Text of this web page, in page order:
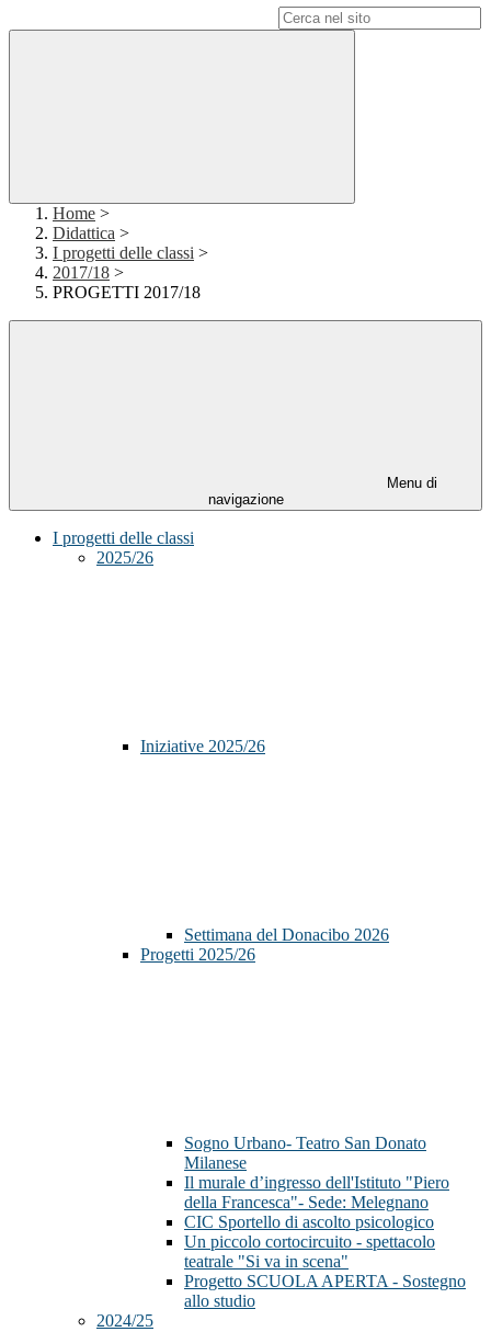
Home >
Didattica >
I progetti delle classi >
2017/18 >
PROGETTI 2017/18
Menu di
navigazione
I progetti delle classi
2025/26
Iniziative 2025/26
Settimana del Donacibo 2026
Progetti 2025/26
Sogno Urbano- Teatro San Donato
Milanese
Il murale d’ingresso dell'Istituto "Piero
della Francesca"- Sede: Melegnano
CIC Sportello di ascolto psicologico
Un piccolo cortocircuito - spettacolo
teatrale "Si va in scena"
Progetto SCUOLA APERTA - Sostegno
allo studio
2024/25